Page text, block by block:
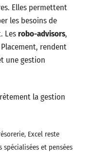
Elles permettent
les besoins de
Lesrobo-advisors,
rendent
une gestion
la gestion
Excel reste
et pensées